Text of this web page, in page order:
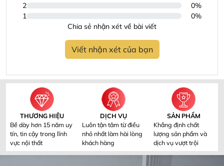
2
0%
1
0%
Chia sẻ nhận xét về bài viết
Viết nhận xét của bạn
THƯƠNG HIỆU
Bề dày hơn 15 năm uy
tín, tin cậy trong lĩnh
vực nội thất
DỊCH VỤ
Luôn tận tâm từ điều
nhỏ nhất làm hài lòng
khách hàng
SẢN PHẨM
Khẳng định chất
lượng sản phẩm và
dịch vụ vượt trội